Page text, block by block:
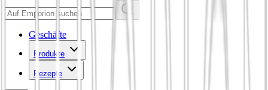
Geschäfte
Produkte
Rezepte